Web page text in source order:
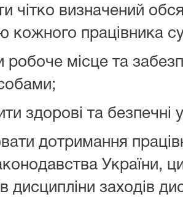
чітко визначений
кожного працівника
робоче місце та
здорові та безпечні
дотримання
України,
дисципліни заходів